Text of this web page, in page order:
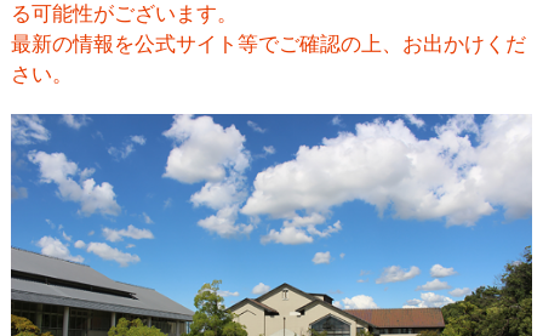
る可能性がございます。
最新の情報を公式サイト等でご確認の上、お出かけくだ
さい。